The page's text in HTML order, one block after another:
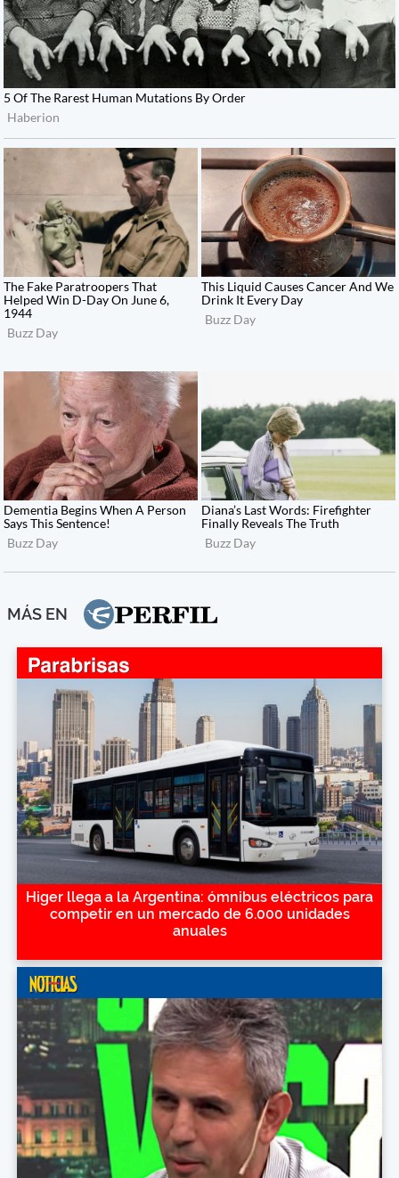
MÁS EN
Higer llega a la Argentina: ómnibus eléctricos para
competir en un mercado de 6.000 unidades
anuales